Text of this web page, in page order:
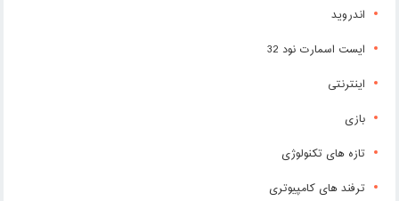
اندروید
ایست اسمارت نود 32
اینترنتی
بازی
تازه های تکنولوژی
ترفند های کامپیوتری